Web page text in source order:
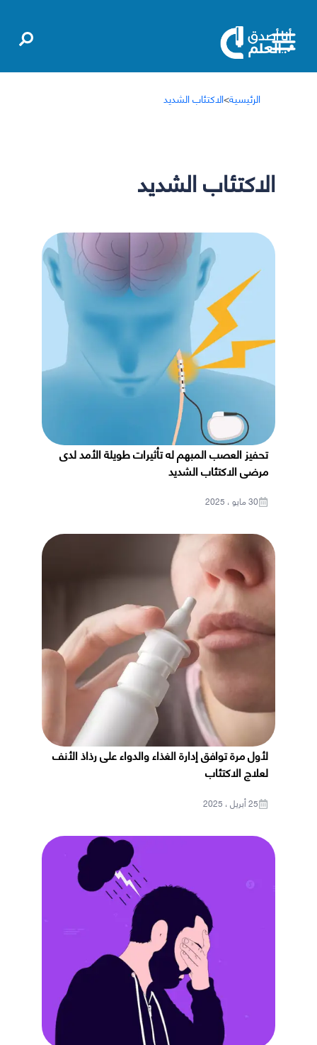
الرئيسية>الاكتئاب الشديد
الاكتئاب الشديد
تحفيز العصب المبهم له تأثيرات طويلة الأمد لدى
مرضى الاكتئاب الشديد
30 مايو ، 2025
لأول مرة توافق إدارة الغذاء والدواء على رذاذ الأنف
لعلاج الاكتئاب
25 أبريل ، 2025